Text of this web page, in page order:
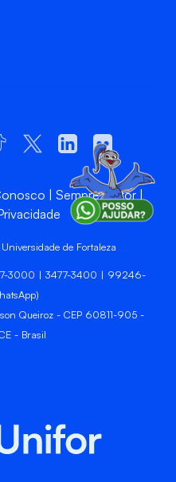
Sempre Unifor
de Fortaleza
3000 | 3477-3400 | 99246-
Queiroz - CEP 60811-905 -
- Brasil